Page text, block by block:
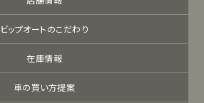
ビップオートのこだわり
在庫情報
車の買い方提案